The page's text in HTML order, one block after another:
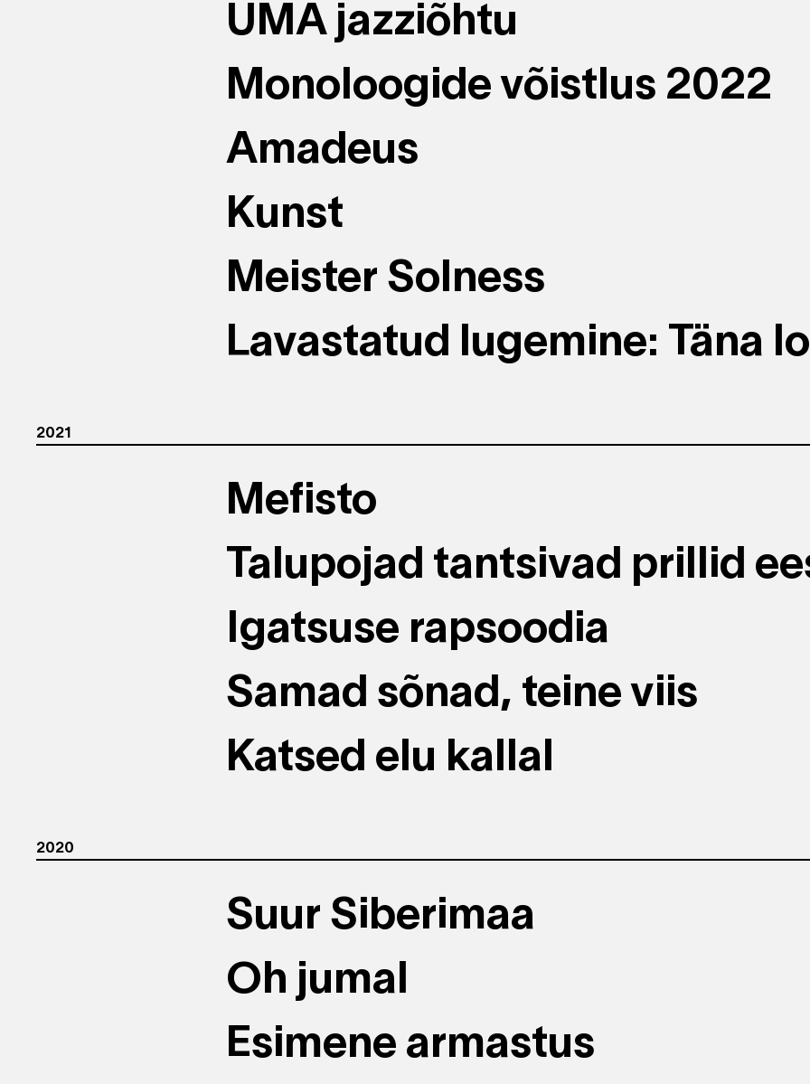
UMA jazziõhtu
Monoloogide võistlus 2022
Amadeus
Kunst
Meister Solness
Lavastatud lugemine: Täna
2021
Mefisto
Talupojad tantsivad prillid
Igatsuse rapsoodia
Samad sõnad, teine viis
Katsed elu kallal
2020
Suur Siberimaa
Oh jumal
Esimene armastus